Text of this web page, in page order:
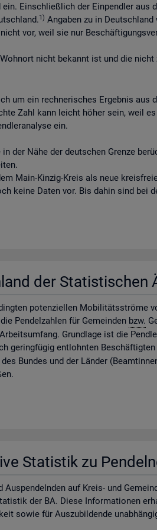
Einschließlich der Einpendler aus
1) Angaben zu in
vor, weil sie nur
nicht bekannt ist und die nicht
um ein rechnerisches Ergebnis aus
Zahl kann leicht höher sein, weil
ein.
der Nähe der deutschen Grenze
Main-Kinzig-Kreis als neue
keine Daten vor. Bis dahin sind bei
der Sta­tis­ti­schen
po­ten­zi­el­len Mo­bi­li­täts­strö­me
Pen­del­zah­len für Ge­mein­den bzw.
Grund­la­ge ist die
ge­ring­fü­gig ent­lohn­ten
Bun­des und der Län­der
Sta­tis­tik zu
Aus­pen­deln­den auf Kreis- und
der BA. Diese In­for­ma­tio­nen
sowie für Aus­zu­bil­den­de